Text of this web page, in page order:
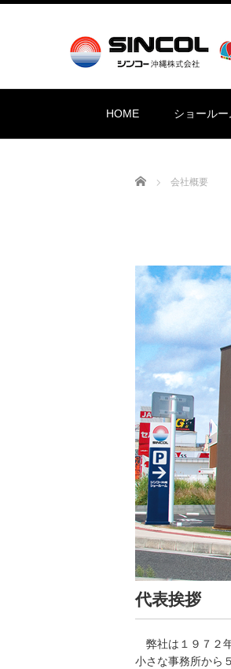
HOME ショール
Home 会社概要
代表挨拶
弊社は１９７２
小さな事務所から